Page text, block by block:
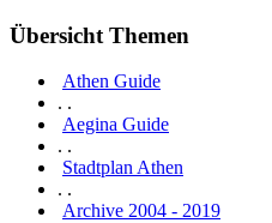
Übersicht Themen
Athen Guide
. .
Aegina Guide
. .
Stadtplan Athen
. .
Archive 2004 - 2019